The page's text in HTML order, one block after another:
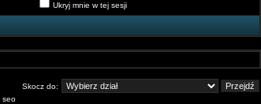
Ukryj mnie w tej sesji
Skocz do:
seo